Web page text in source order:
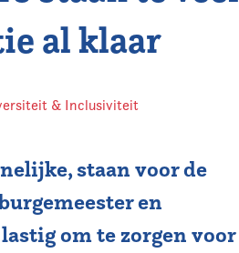
al klaar
& Inclusiviteit
staan voor de
en
om te zorgen voor